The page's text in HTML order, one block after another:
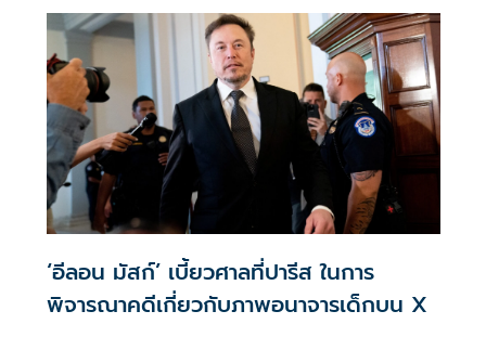
‘อีลอน มัสก์’ เบี้ยวศาลที่ปารีส ในการ
พิจารณาคดีเกี่ยวกับภาพอนาจารเด็กบน X